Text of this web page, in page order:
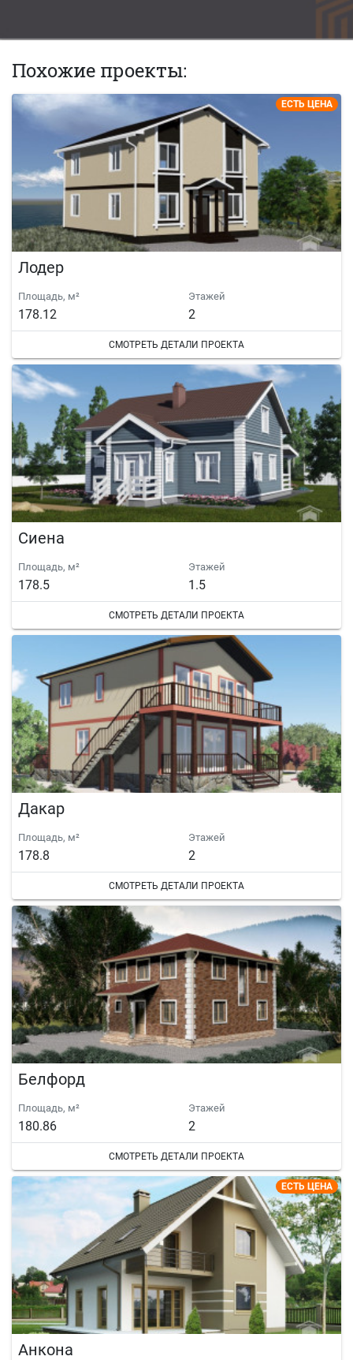
Похожие проекты:
ЕСТЬ ЦЕНА
Лодер
Площадь, м²
178.12
Этажей
2
СМОТРЕТЬ ДЕТАЛИ ПРОЕКТА
Сиена
Площадь, м²
178.5
Этажей
1.5
СМОТРЕТЬ ДЕТАЛИ ПРОЕКТА
Дакар
Площадь, м²
178.8
Этажей
2
СМОТРЕТЬ ДЕТАЛИ ПРОЕКТА
Белфорд
Площадь, м²
180.86
Этажей
2
СМОТРЕТЬ ДЕТАЛИ ПРОЕКТА
ЕСТЬ ЦЕНА
Анкона